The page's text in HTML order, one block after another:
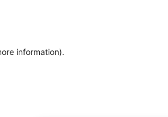
information).